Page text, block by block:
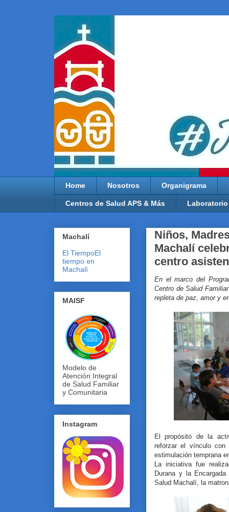
Home Nosotros Organigrama
Centros de Salud APS & Más Laboratorio
Niños,
Machalí
centro
En el marco del
Centro de Salud
repleta de paz, amor y
El propósito de la
reforzar el vínculo con
estimulación temprana
La iniciativa fue
Durana y la
Salud Machalí, la
Machalí
El TiempoEl
tiempo en
Machalí
MAISF
Modelo de
Atención Integral
de Salud Familiar
y Comunitaria
Instagram